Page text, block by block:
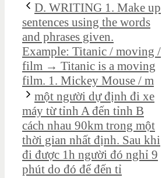
D. WRITING 1. Make up
sentences using the words
and phrases given.
Example: Titanic / moving /
film → Titanic is a moving
film. 1. Mickey Mouse / m
một người dự định đi xe
máy từ tỉnh A đến tỉnh B
cách nhau 90km trong một
thời gian nhất định. Sau khi
đi được 1h người đó nghỉ 9
phút do đó để đến tỉ